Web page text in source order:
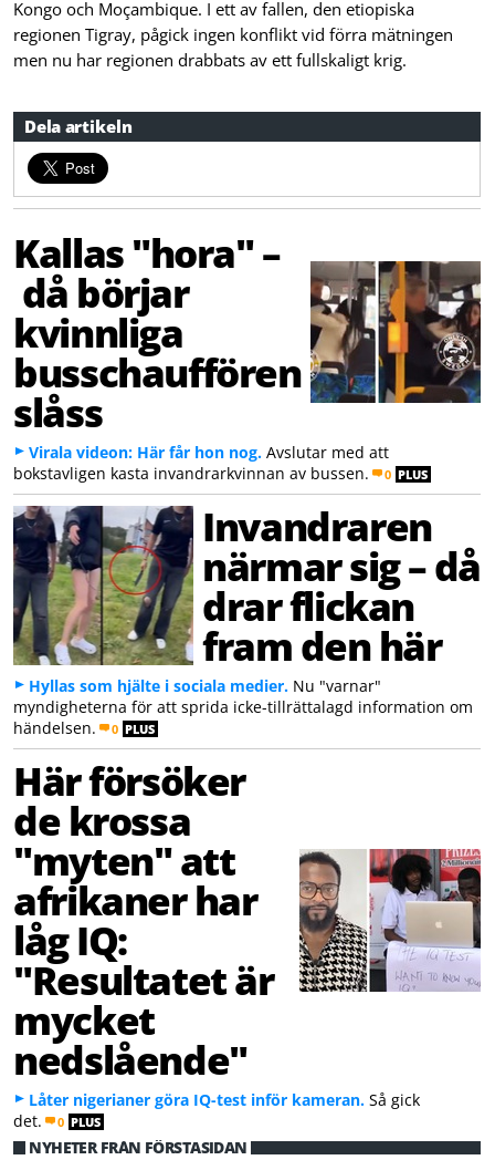
Dela artikeln
Kongo och Moçambique. I ett av fallen, den etiopiska
regionen Tigray, pågick ingen konflikt vid förra mätningen
men nu har regionen drabbats av ett fullskaligt krig.
Kallas "hora" –
då börjar
kvinnliga
busschauffören
slåss
Virala videon: Här får hon nog. Avslutar med att
bokstavligen kasta invandrarkvinnan av bussen.
0 PLUS
Invandraren
närmar sig – då
drar flickan
fram den här
Hyllas som hjälte i sociala medier. Nu "varnar"
myndigheterna för att sprida icke-tillrättalagd information om
händelsen.
0 PLUS
Här försöker
de krossa
"myten" att
afrikaner har
låg IQ:
"Resultatet är
mycket
nedslående"
Låter nigerianer göra IQ-test inför kameran. Så gick
det.
0 PLUS
NYHETER FRÅN FÖRSTASIDAN